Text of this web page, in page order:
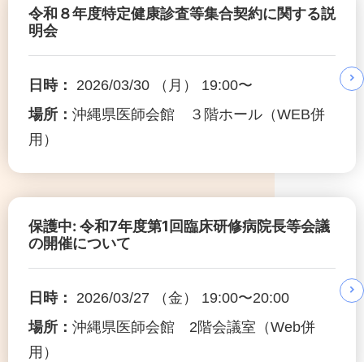
令和８年度特定健康診査等集合契約に関する説
明会
日時：
2026/03/30 （月） 19:00〜
場所： 沖縄県医師会館 ３階ホール（WEB併
用）
保護中: 令和7年度第1回臨床研修病院長等会議
の開催について
日時：
2026/03/27 （金） 19:00〜20:00
場所： 沖縄県医師会館 2階会議室（Web併
用）